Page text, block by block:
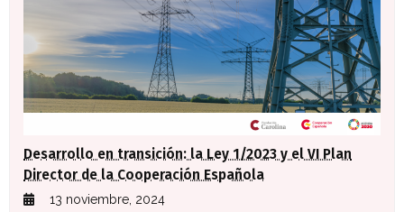
Desarrollo en transición: la Ley 1/2023 y el VI Plan
Director de la Cooperación Española
13 noviembre, 2024